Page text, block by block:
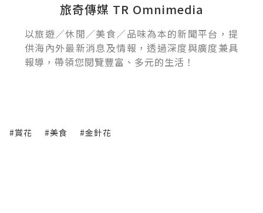
旅奇傳媒 TR Omnimedia
以旅遊／休閒／美食／品味為本的新聞平台，提
供海內外最新消息及情報，透過深度與廣度兼具
報導，帶領您閱覽豐富、多元的生活！
#賞花 #美食 #金針花